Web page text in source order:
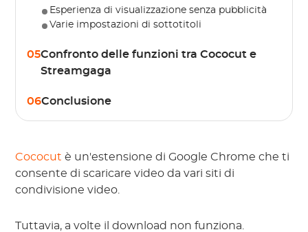
Esperienza di visualizzazione senza pubblicità
Varie impostazioni di sottotitoli
05Confronto delle funzioni tra Cococut e
Streamgaga
06Conclusione
Cococutè un'estensione di Google Chrome che ti
consente di scaricare video da vari siti di
condivisione video.
Tuttavia, a volte il download non funziona.